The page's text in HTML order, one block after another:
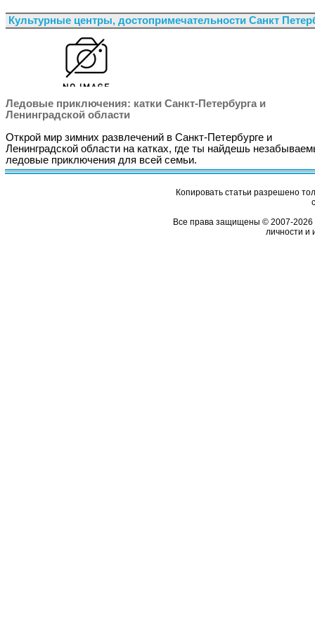
Культурные центры, достопримечательности Санкт
Ледовые приключения: катки Санкт-Петербурга и
Ленинградской области
Открой мир зимних развлечений в Санкт-Петербурге и
Ленинградской области на катках, где ты найдешь
ледовые приключения для всей семьи.
Копировать статьи разрешено
Все права защищены © 2007-2026
личности и